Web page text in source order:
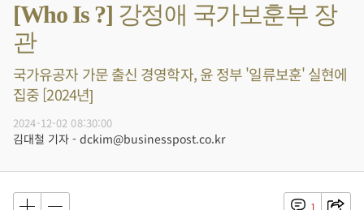
[Who Is ?] 강정애 국가보훈부 장
관
국가유공자 가문 출신 경영학자, 윤 정부 '일류보훈' 실현에
집중 [2024년]
2024-12-02 08:30:00
김대철 기자 - dckim@businesspost.co.kr
1